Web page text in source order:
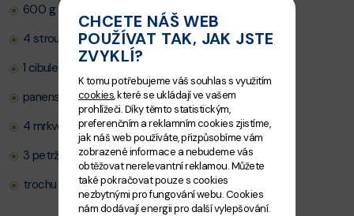
600 g fiIet candáta obecného
4 stroužky česneku
1 cibule
panenský olivový olej
4 mrkve
3 petržele
trochu řapíkatého celeru
CHCETE NÁŠ WEB
POUŽÍVAT TAK, JAK JSTE
ZVYKLÍ?
K tomu potřebujeme váš souhlas s využitím
cookies, které se ukládají ve vašem
prohlížeči. Díky těmto statistickým,
preferenčním a reklamním cookies zjistíme,
jak náš web používáte, přizpůsobíme vám
zobrazené informace a nebudeme vás
obtěžovat nerelevantní reklamou. Můžete
také pokračovat pouze s cookies
nezbytnými pro fungování webu. Cookies
nám dodávají energii pro další vylepšování.